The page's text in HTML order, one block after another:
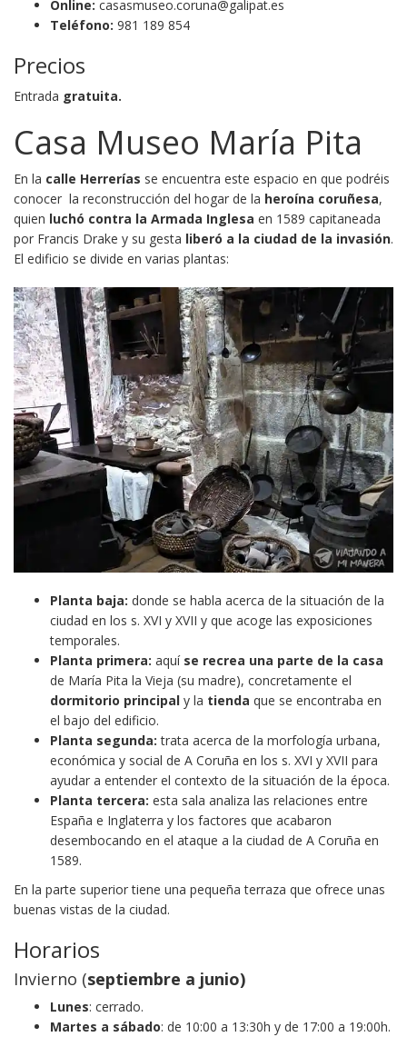
Online: casasmuseo.coruna@galipat.es
Teléfono: 981 189 854
Precios
Entrada gratuita.
Casa Museo María Pita
En la calle Herrerías se encuentra este espacio en que podréis
conocer la reconstrucción del hogar de la heroína coruñesa,
quien luchó contra la Armada Inglesa en 1589 capitaneada
por Francis Drake y su gesta liberó a la ciudad de la invasión.
El edificio se divide en varias plantas:
Planta baja: donde se habla acerca de la situación de la
ciudad en los s. XVI y XVII y que acoge las exposiciones
temporales.
Planta primera: aquí se recrea una parte de la casa
de María Pita la Vieja (su madre), concretamente el
dormitorio principal y la tienda que se encontraba en
el bajo del edificio.
Planta segunda: trata acerca de la morfología urbana,
económica y social de A Coruña en los s. XVI y XVII para
ayudar a entender el contexto de la situación de la época.
Planta tercera: esta sala analiza las relaciones entre
España e Inglaterra y los factores que acabaron
desembocando en el ataque a la ciudad de A Coruña en
1589.
En la parte superior tiene una pequeña terraza que ofrece unas
buenas vistas de la ciudad.
Horarios
Invierno (septiembre a junio)
Lunes: cerrado.
Martes a sábado: de 10:00 a 13:30h y de 17:00 a 19:00h.